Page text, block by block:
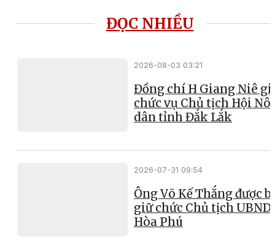
ĐỌC NHIỀU
2026-08-03 03:21
Đồng chí H Giang Niê
chức vụ Chủ tịch Hội
dân tỉnh Đắk Lắk
2026-07-31 09:54
Ông Võ Kế Thắng được
giữ chức Chủ tịch UBND
Hòa Phú